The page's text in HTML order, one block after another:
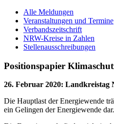
Alle Meldungen
Veranstaltungen und Termine
Verbandszeitschrift
NRW-Kreise in Zahlen
Stellenausschreibungen
Positionspapier
26. Februar 2020: Landkreistag
Die Hauptlast der Energiewende
ein Gelingen der Energiewende dar.